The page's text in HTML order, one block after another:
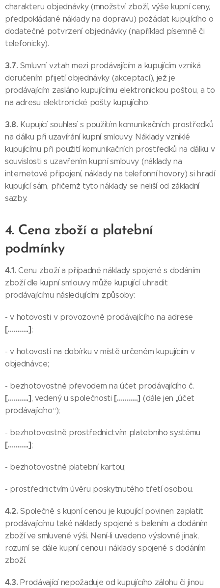
charakteru objednávky (množství zboží, výše kupní ceny,
předpokládané náklady na dopravu) požádat kupujícího o
dodatečné potvrzení objednávky (například písemně či
telefonicky).
3.7.Smluvní vztah mezi prodávajícím a kupujícím vzniká
doručením přijetí objednávky (akceptací), jež je
prodávajícím zasláno kupujícímu elektronickou poštou, a to
na adresu elektronické pošty kupujícího.
3.8. Kupující souhlasí s použitím komunikačních prostředků
na dálku při uzavírání kupní smlouvy. Náklady vzniklé
kupujícímu při použití komunikačních prostředků na dálku v
souvislosti s uzavřením kupní smlouvy (náklady na
internetové připojení, náklady na telefonní hovory) si hradí
kupující sám, přičemž tyto náklady se neliší od základní
sazby.
4. Cena zboží a platební
podmínky
4.1.Cenu zboží a případné náklady spojené s dodáním
zboží dle kupní smlouvy může kupující uhradit
prodávajícímu následujícími způsoby:
- v hotovosti v provozovně prodávajícího na adrese
[………..];
- v hotovosti na dobírku v místě určeném kupujícím v
objednávce;
- bezhotovostně převodem na účet prodávajícího č.
[………..], vedený u společnosti [………..] (dále jen „účet
prodávajícího“);
- bezhotovostně prostřednictvím platebního systému
[………..];
- bezhotovostně platební kartou;
- prostřednictvím úvěru poskytnutého třetí osobou.
4.2.Společně s kupní cenou je kupující povinen zaplatit
prodávajícímu také náklady spojené s balením a dodáním
zboží ve smluvené výši. Není-li uvedeno výslovně jinak,
rozumí se dále kupní cenou i náklady spojené s dodáním
zboží.
4.3.Prodávající nepožaduje od kupujícího zálohu či jinou